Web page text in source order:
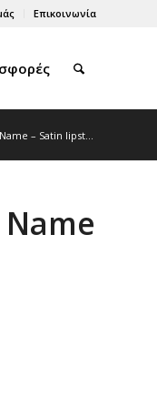
Επικοινωνία
– Satin lipst...